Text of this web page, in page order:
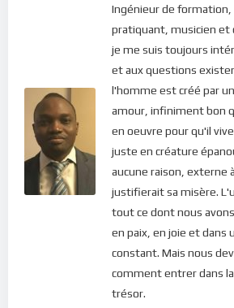
Mais pour que cette force nous serve, il
prendre conscience… et c’est là que le
ont pleine conscience de leur identité
leur capacité à faire bouger les choses
ainsi que les désirs qu’ils émettent
ne sont soutenus que par cette basse
l’incrédulité, la peur, la culpabilité… Et
n’est pas assez puissante pour accomplir
Ceci dit, quelle est la solution ?
Ingénieur de
pratiquant, musicien et
je me suis toujours
et aux questions
l'homme est créé par
amour, infiniment bon
en oeuvre pour qu'il
juste en créature
aucune raison, externe
justifierait sa misère.
tout ce dont nous
en paix, en joie et dans
constant. Mais nous
comment entrer dans
trésor.